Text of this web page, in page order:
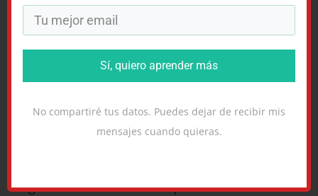
Y lo mejor es que la mayoría de las personas
nunca hacen el esfuerzo.
Así, hay menos competencia para nosotros.
que te guste el libro.
Seguimos con un chileno que está viviendo en
Sí, quiero aprender más
No compartiré tus datos. Puedes dejar de recibir mis
mensajes cuando quieras.